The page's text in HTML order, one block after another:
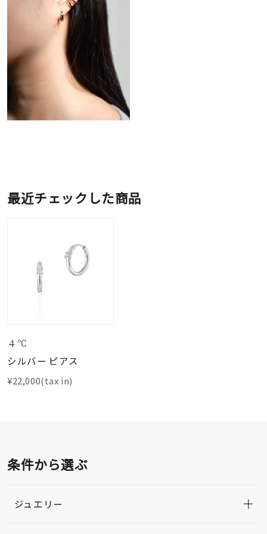
最近チェックした商品
４℃
シルバー ピアス
¥22,000(tax in)
条件から選ぶ
ジュエリー